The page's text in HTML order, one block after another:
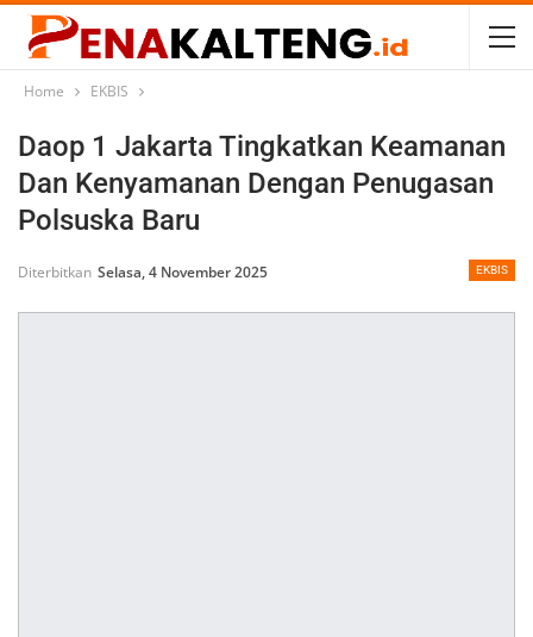
Home EKBIS
Daop 1 Jakarta Tingkatkan Keamanan
Dan Kenyamanan Dengan Penugasan
Polsuska Baru
EKBIS
Diterbitkan Selasa, 4 November 2025